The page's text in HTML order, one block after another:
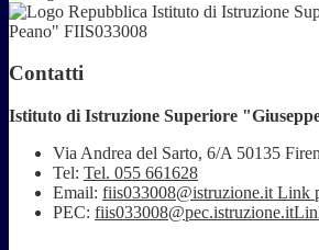
Istituto di Istruzione
Peano" FIIS033008
Contatti
Istituto di Istruzione Superiore
Via Andrea del Sarto, 6/A 50135
Tel: Tel. 055 661628
Email: fiis033008@istruzione.it Link
PEC: fiis033008@pec.istruzione.it